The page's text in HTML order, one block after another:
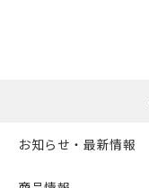
お知らせ・最新情報